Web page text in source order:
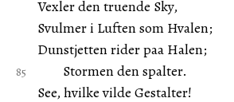
Vexler den truende Sky,
Svulmer i Luften som Hvalen;
Dunstjetten rider paa Halen;
Stormen den spalter.
See, hvilke vilde Gestalter!